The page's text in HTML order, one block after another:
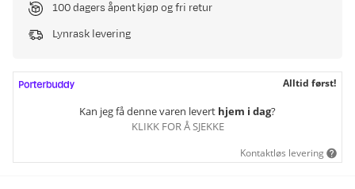
100 dagers åpent kjøp og fri retur
Lynrask levering
Alltid først!
Kan jeg få denne varen levert hjem i dag?
KLIKK FOR Å SJEKKE
Kontaktløs levering